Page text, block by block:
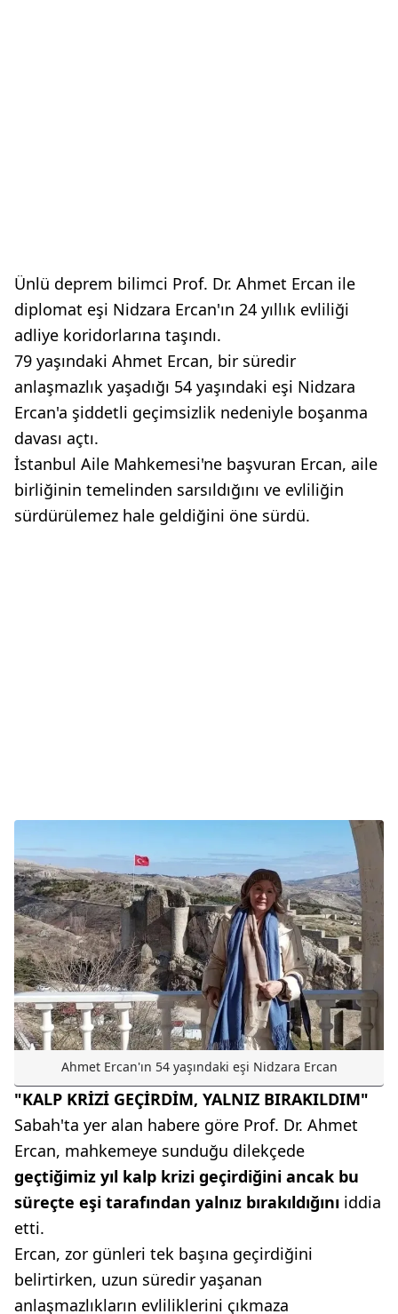
Ünlü deprem bilimci Prof. Dr. Ahmet Ercan ile
diplomat eşi Nidzara Ercan'ın 24 yıllık evliliği
adliye koridorlarına taşındı.
79 yaşındaki Ahmet Ercan, bir süredir
anlaşmazlık yaşadığı 54 yaşındaki eşi Nidzara
Ercan'a şiddetli geçimsizlik nedeniyle boşanma
davası açtı.
İstanbul Aile Mahkemesi'ne başvuran Ercan, aile
birliğinin temelinden sarsıldığını ve evliliğin
sürdürülemez hale geldiğini öne sürdü.
Ahmet Ercan'ın 54 yaşındaki eşi Nidzara Ercan
"KALP KRİZİ GEÇİRDİM, YALNIZ BIRAKILDIM"
Sabah'ta yer alan habere göre Prof. Dr. Ahmet
Ercan, mahkemeye sunduğu dilekçede
geçtiğimiz yıl kalp krizi geçirdiğini ancak bu
süreçte eşi tarafından yalnız bırakıldığını iddia
etti.
Ercan, zor günleri tek başına geçirdiğini
belirtirken, uzun süredir yaşanan
anlaşmazlıkların evliliklerini çıkmaza